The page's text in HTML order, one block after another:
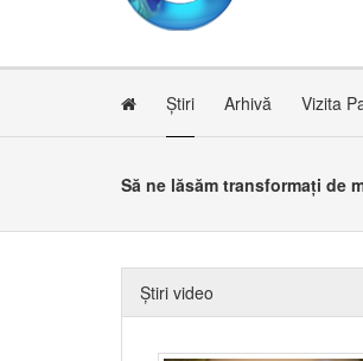
Știri Arhivă Vizita
Să ne lăsăm transformați de
Știri video